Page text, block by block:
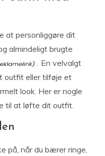
at personliggøre dit
almindeligt brugte
. En velvalgt
outfit eller tilføje et
look. Her er nogle
til at løfte dit outfit.
på, når du bærer ringe,